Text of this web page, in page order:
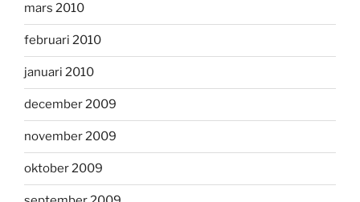
mars 2010
februari 2010
januari 2010
december 2009
november 2009
oktober 2009